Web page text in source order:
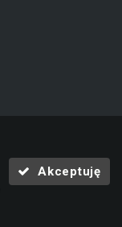
Akceptuję